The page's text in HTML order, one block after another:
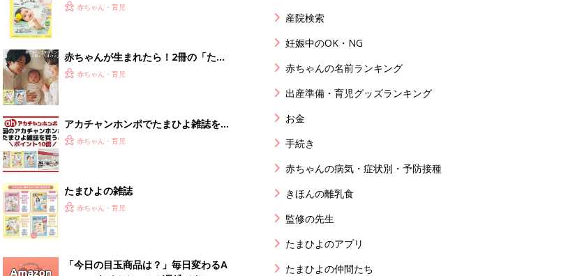
mazonタイムセールが見逃せない
PR（Amazon）
離乳食はいつから？進め方は？「たまひよ きほんの離
授乳の悩みや初めての離乳食作りに役立つ
産院検索
妊娠中のOK・NG
赤ちゃんの名前ランキング
出産準備・育児グッズランキング
お金
手続き
赤ちゃんの病気・症状別・予防接種
きほんの離乳食
監修の先生
たまひよのアプリ
たまひよの仲間たち